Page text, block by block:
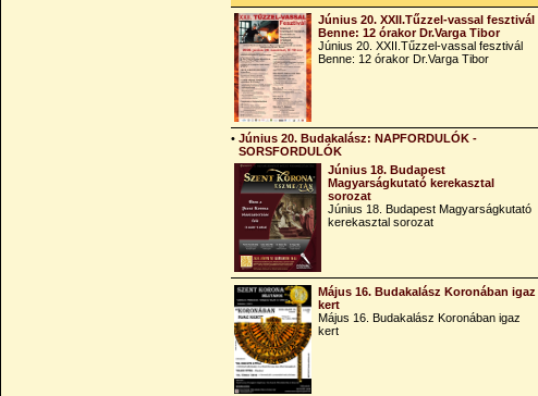
Június 20. XXII.Tűzzel-vassal fesztivál
Benne: 12 órakor Dr.Varga Tibor
Június 20. XXII.Tűzzel-vassal fesztivál
Benne: 12 órakor Dr.Varga Tibor
• Június 20. Budakalász: NAPFORDULÓK -
SORSFORDULÓK
Június 18. Budapest
Magyarságkutató kerekasztal
sorozat
Június 18. Budapest Magyarságkutató
kerekasztal sorozat
Május 16. Budakalász Koronában igaz
kert
Május 16. Budakalász Koronában igaz
kert